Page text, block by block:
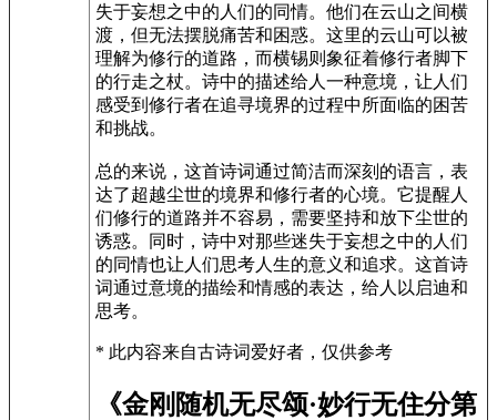
失于妄想之中的人们的同情。他们在云山之间横
渡，但无法摆脱痛苦和困惑。这里的云山可以被
理解为修行的道路，而横锡则象征着修行者脚下
的行走之杖。诗中的描述给人一种意境，让人们
感受到修行者在追寻境界的过程中所面临的困苦
和挑战。
总的来说，这首诗词通过简洁而深刻的语言，表
达了超越尘世的境界和修行者的心境。它提醒人
们修行的道路并不容易，需要坚持和放下尘世的
诱惑。同时，诗中对那些迷失于妄想之中的人们
的同情也让人们思考人生的意义和追求。这首诗
词通过意境的描绘和情感的表达，给人以启迪和
思考。
* 此内容来自古诗词爱好者，仅供参考
《金刚随机无尽颂·妙行无住分第